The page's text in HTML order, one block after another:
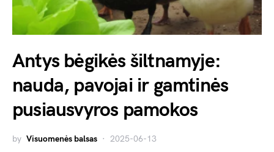
Antys bėgikės šiltnamyje:
nauda, pavojai ir gamtinės
pusiausvyros pamokos
by Visuomenės balsas 2025-06-13